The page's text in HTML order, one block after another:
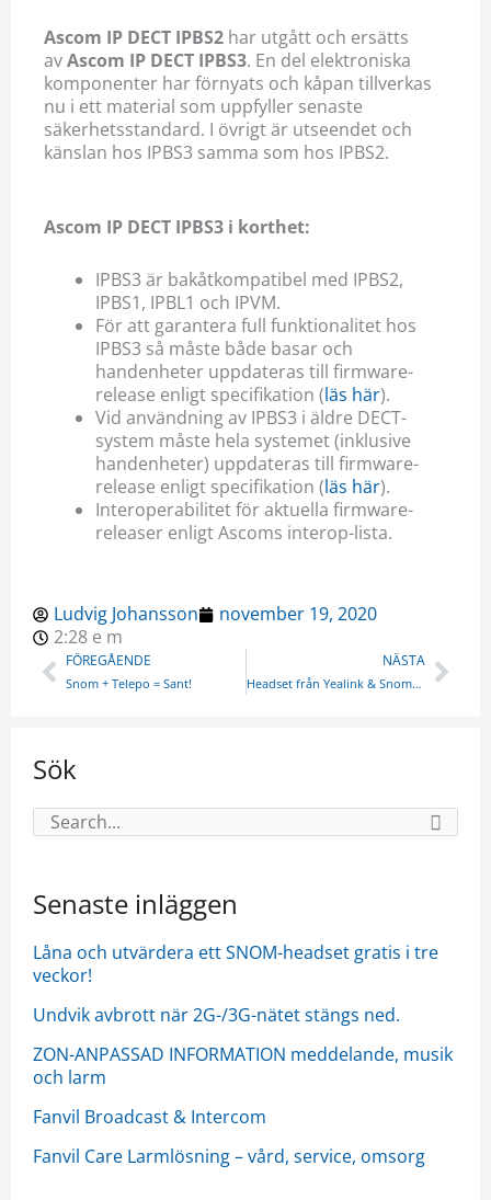
Ascom IP DECT IPBS2 har utgått och ersätts
avAscom IP DECT IPBS3. En del elektroniska
komponenter har förnyats och kåpan tillverkas
nu i ett material som uppfyller senaste
säkerhetsstandard. I övrigt är utseendet och
känslan hos IPBS3 samma som hos IPBS2.
Ascom IP DECT IPBS3 i korthet:
IPBS3 är bakåtkompatibel med IPBS2,
IPBS1, IPBL1 och IPVM.
För att garantera full funktionalitet hos
IPBS3 så måste både basar och
handenheter uppdateras till firmware-
release enligt specifikation (läs här).
Vid användning av IPBS3 i äldre DECT-
system måste hela systemet (inklusive
handenheter) uppdateras till firmware-
release enligt specifikation (läs här).
Interoperabilitet för aktuella firmware-
releaser enligt Ascoms interop-lista.
Ludvig Johansson
november 19, 2020
2:28 e m
Föregående
FÖREGÅENDE
Snom + Telepo = Sant!
NÄSTA
Headset från Yealink & Snom… när du vill höras på riktigt!
Sök
Sök
efter:
Senaste inläggen
Låna och utvärdera ett SNOM-headset gratis i tre
veckor!
Undvik avbrott när 2G-/3G-nätet stängs ned.
ZON-ANPASSAD INFORMATION meddelande, musik
och larm
Fanvil Broadcast & Intercom
Fanvil Care Larmlösning – vård, service, omsorg